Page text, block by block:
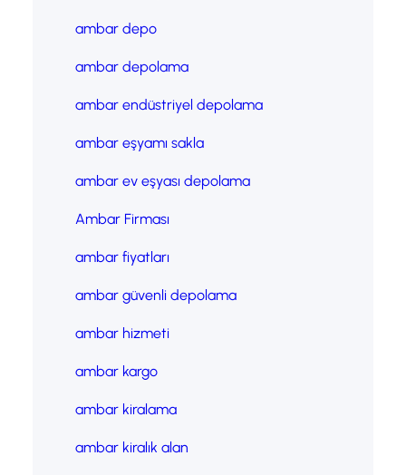
ambar depo
ambar depolama
ambar endüstriyel depolama
ambar eşyamı sakla
ambar ev eşyası depolama
Ambar Firması
ambar fiyatları
ambar güvenli depolama
ambar hizmeti
ambar kargo
ambar kiralama
ambar kiralık alan